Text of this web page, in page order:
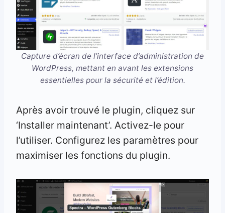
Capture d’écran de l’interface d’administration de
WordPress, mettant en avant les extensions
essentielles pour la sécurité et l’édition.
Après avoir trouvé le plugin, cliquez sur
‘Installer maintenant’. Activez-le pour
l’utiliser. Configurez les paramètres pour
maximiser les fonctions du plugin.